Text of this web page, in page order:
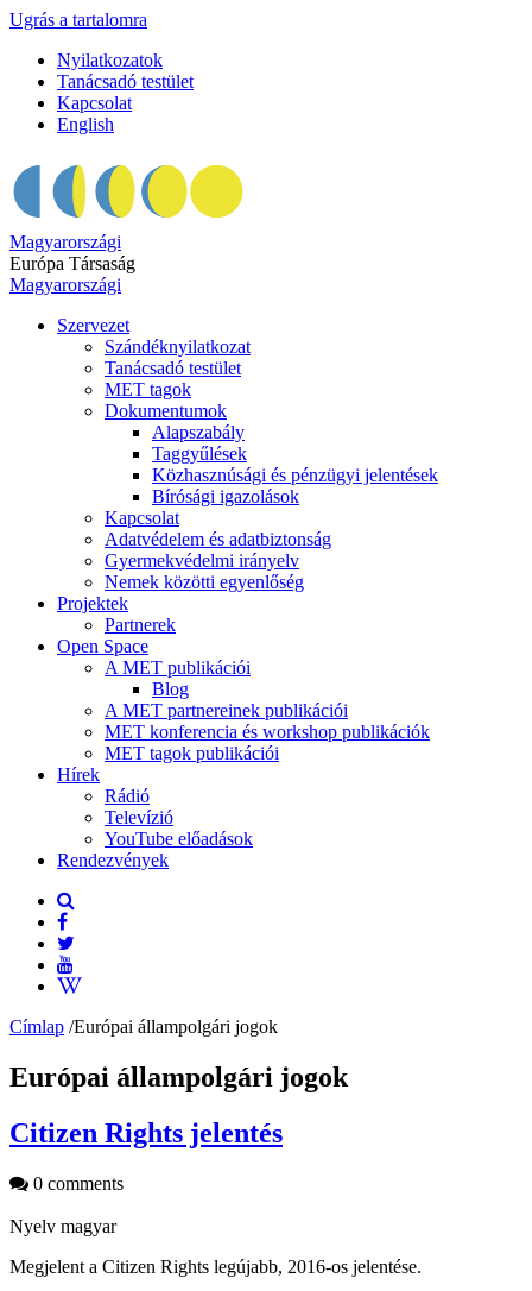
Ugrás a tartalomra
Nyilatkozatok
Tanácsadó testület
Kapcsolat
English
Magyarországi
Európa Társaság
Magyarországi
Szervezet
Szándéknyilatkozat
Tanácsadó testület
MET tagok
Dokumentumok
Alapszabály
Taggyűlések
Közhasznúsági és pénzügyi jelentések
Bírósági igazolások
Kapcsolat
Adatvédelem és adatbiztonság
Gyermekvédelmi irányelv
Nemek közötti egyenlőség
Projektek
Partnerek
Open Space
A MET publikációi
Blog
A MET partnereinek publikációi
MET konferencia és workshop publikációk
MET tagok publikációi
Hírek
Rádió
Televízió
YouTube előadások
Rendezvények
Címlap /Európai állampolgári jogok
Európai állampolgári jogok
Citizen Rights jelentés
0 comments
Nyelv magyar
Megjelent a Citizen Rights legújabb, 2016-os jelentése.